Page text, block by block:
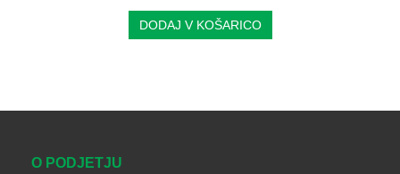
DODAJ V KOŠARICO
O PODJETJU